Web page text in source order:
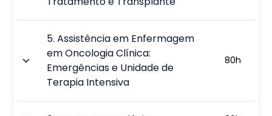
5.Assistência em Enfermagem
em Oncologia Clínica:
Emergências e Unidade de
Terapia Intensiva
80h